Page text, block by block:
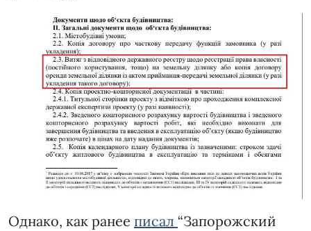
Однако, как ранее писал “Запорожский